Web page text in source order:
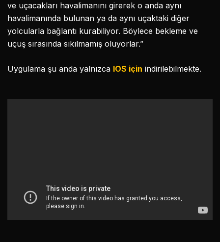
ve uçacakları havalimanını girerek o anda aynı
havalimanında bulunan ya da aynı uçaktaki diğer
yolcularla bağlantı kurabiliyor. Böylece bekleme ve
uçuş sırasında sıkılmamış oluyorlar.”
Uygulama şu anda yalnızca IOS için indirilebilmekte.